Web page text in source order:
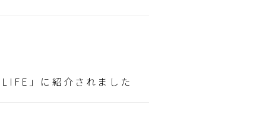
」に紹介されました